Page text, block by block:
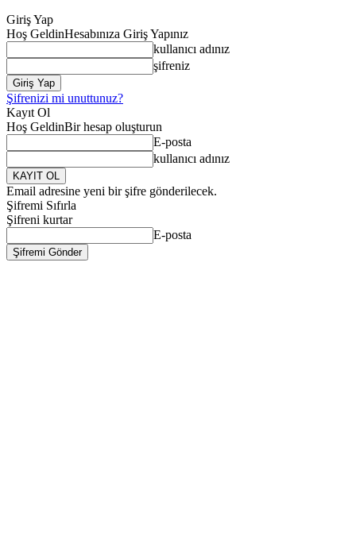
Giriş Yap
Hoş GeldinHesabınıza Giriş Yapınız
kullanıcı adınız
şifreniz
Şifrenizi mi unuttunuz?
Kayıt Ol
Hoş GeldinBir hesap oluşturun
E-posta
kullanıcı adınız
Email adresine yeni bir şifre gönderilecek.
Şifremi Sıfırla
Şifreni kurtar
E-posta